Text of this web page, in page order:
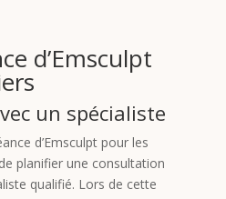
d’Emsculpt
un spécialiste
d’Emsculpt pour les
planifier une consultation
qualifié. Lors de cette